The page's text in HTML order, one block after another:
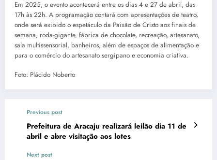
Em 2025, o evento acontecerá entre os dias 4 e 27 de abril, das
17h às 22h. A programação contará com apresentações de teatro,
onde será exibido o espetáculo da Paixão de Cristo aos finais de
semana, roda-gigante, fábrica de chocolate, recreação, artesanato,
sala multissensorial, banheiros, além de espaços de alimentação e
para o comércio do artesanato sergipano e economia criativa.
Foto: Plácido Noberto
Previous post
Prefeitura de Aracaju realizará leilão dia 11 de
abril e abre visitação aos lotes
Next post